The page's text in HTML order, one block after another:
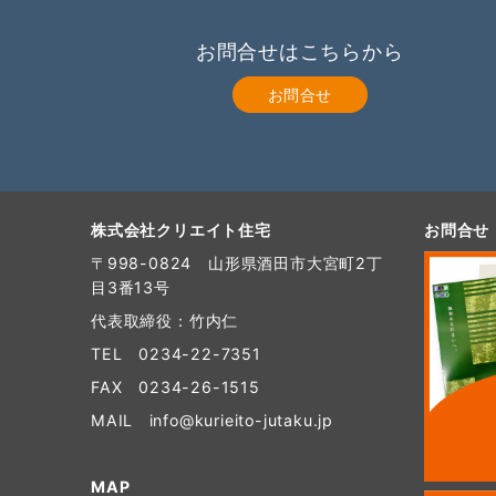
お問合せはこちらから
お問合せ
株式会社クリエイト住宅
〒998-0824 山形県酒田市大宮町2丁
目3番13号
代表取締役：竹内仁
TEL 0234-22-7351
FAX 0234-26-1515
MAIL info@kurieito-jutaku.jp
MAP
お問合せ